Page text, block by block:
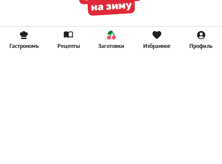
Гастрономъ Рецепты Заготовки Избранное Профиль